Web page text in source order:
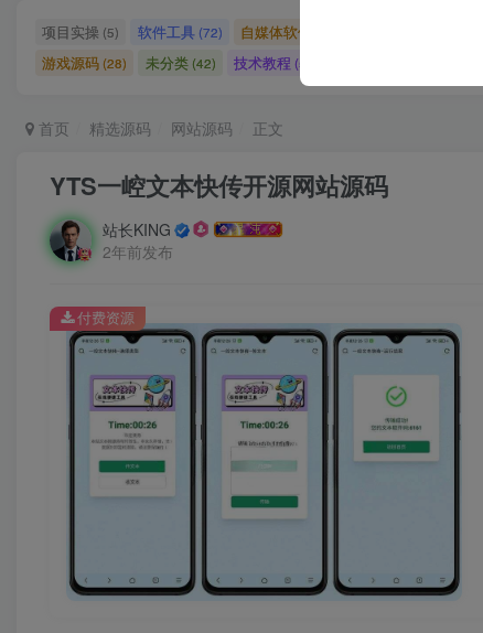
项目实操 (5) 软件工具(72) 自媒体软件
游戏源码(28) 未分类(42) 技术教程 (5)
首页 精选源码 网站源码 正文
YTS一崆文本快传开源网站源码
站长KING
2年前发布
付费资源